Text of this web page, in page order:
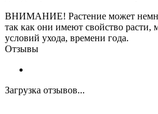
ВНИМАНИЕ! Растение может
так как они имеют свойство расти,
условий ухода, времени года.
Отзывы
Загрузка отзывов...